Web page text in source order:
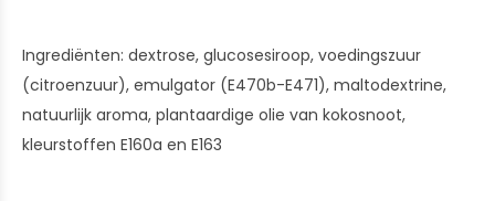
Ingrediënten: dextrose, glucosesiroop, voedingszuur
(citroenzuur), emulgator (E470b-E471), maltodextrine,
natuurlijk aroma, plantaardige olie van kokosnoot,
kleurstoffen E160a en E163